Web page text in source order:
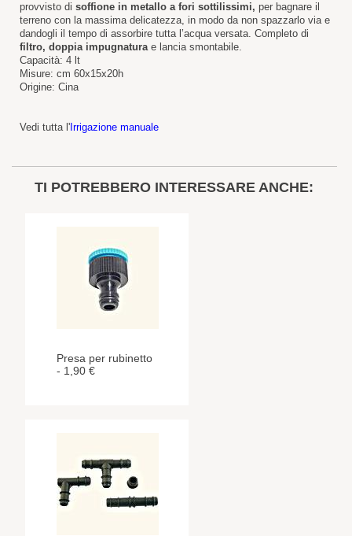
provvisto di soffione in metallo a fori sottilissimi, per bagnare il
terreno con la massima delicatezza, in modo da non spazzarlo via e
dandogli il tempo di assorbire tutta l’acqua versata. Completo di
filtro, doppia impugnaturae lancia smontabile.
Capacità: 4 lt
Misure: cm 60x15x20h
Origine: Cina
Vedi tutta l' Irrigazione manuale
TI POTREBBERO INTERESSARE ANCHE:
Presa per rubinetto
- 1,90 €